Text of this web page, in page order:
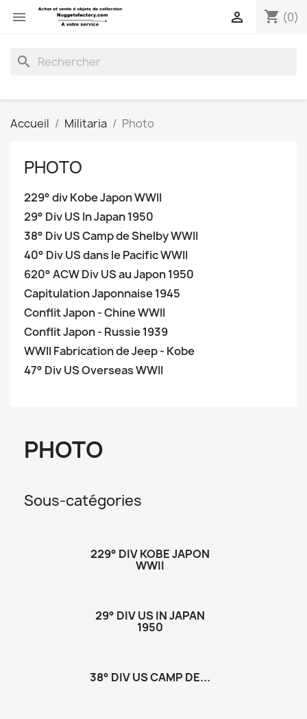
 shopping_cart (0)

search
Accueil Militaria Photo
PHOTO
229° div Kobe Japon WWII
29° Div US In Japan 1950
38° Div US Camp de Shelby WWII
40° Div US dans le Pacific WWII
620° ACW Div US au Japon 1950
Capitulation Japonnaise 1945
Conflit Japon - Chine WWII
Conflit Japon - Russie 1939
WWII Fabrication de Jeep - Kobe
47° Div US Overseas WWII
PHOTO
Sous-catégories
229° DIV KOBE JAPON
WWII
29° DIV US IN JAPAN
1950
38° DIV US CAMP DE...